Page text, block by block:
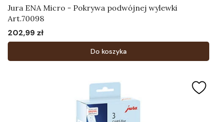
Jura ENA Micro - Pokrywa podwójnej wylewki
Art.70098
Cena
202,99 zł
Do koszyka